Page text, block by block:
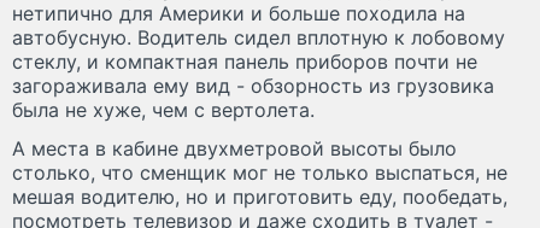
нетипично для Америки и больше походила на
автобусную. Водитель сидел вплотную к лобовому
стеклу, и компактная панель приборов почти не
загораживала ему вид - обзорность из грузовика
была не хуже, чем с вертолета.
А места в кабине двухметровой высоты было
столько, что сменщик мог не только выспаться, не
мешая водителю, но и приготовить еду, пообедать,
посмотреть телевизор и даже сходить в туалет -